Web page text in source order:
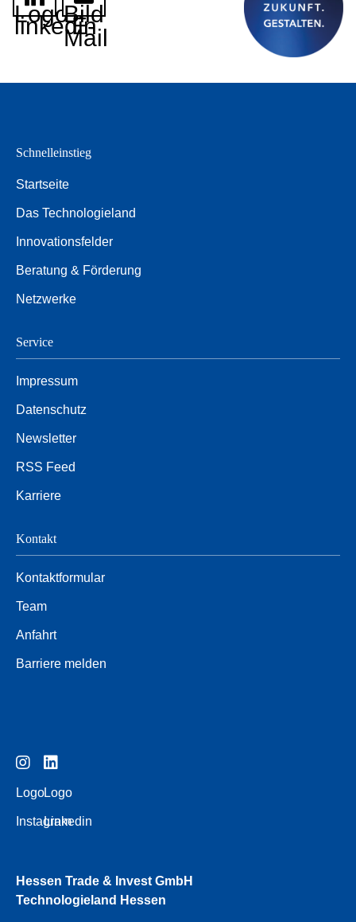
Logo
linkedin
Bild
E-
Mail
Schnelleinstieg
Startseite
Das Technologieland
Innovationsfelder
Beratung & Förderung
Netzwerke
Service
Impressum
Datenschutz
Newsletter
RSS Feed
Karriere
Kontakt
Kontaktformular
Team
Anfahrt
Barriere melden
Logo
Instagram
Logo
Linkedin
Hessen Trade & Invest GmbH
Technologieland Hessen